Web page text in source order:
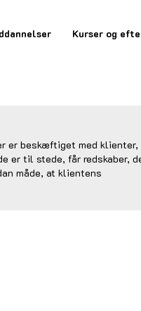
Kurser og
er beskæftiget med klienter,
er til stede, får redskaber,
måde, at klientens